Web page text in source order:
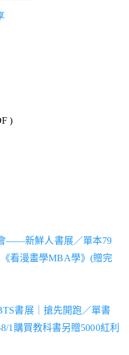
)
——新鮮人書展／單本79
看漫畫學MBA學》(贈完
書展｜搶先開跑／單書
1購買教科書另贈5000紅利